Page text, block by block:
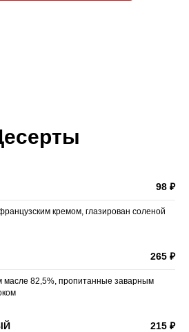
98 ₽
кремом, глазирован соленой
265 ₽
масле 82,5%, пропитанные заварным
215 ₽